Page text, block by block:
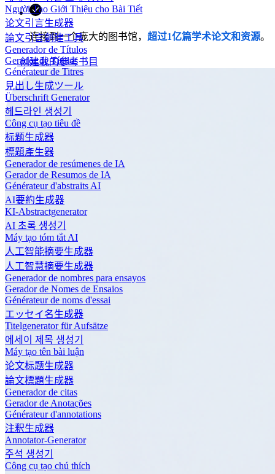
Người Tạo Giới Thiệu cho Bài Tiết
论文引言生成器
論文引言創建工具
Generador de Títulos
Gerador de Títulos
Générateur de Titres
見出し生成ツール
Überschrift Generator
헤드라인 생성기
Công cụ tạo tiêu đề
标题生成器
標題產生器
Generador de resúmenes de IA
Gerador de Resumos de IA
Générateur d'abstraits AI
AI要約生成器
KI-Abstractgenerator
AI 초록 생성기
Máy tạo tóm tắt AI
人工智能摘要生成器
人工智慧摘要生成器
Generador de nombres para ensayos
Gerador de Nomes de Ensaios
Générateur de noms d'essai
エッセイ名生成器
Titelgenerator für Aufsätze
에세이 제목 생성기
Máy tạo tên bài luận
论文标题生成器
論文標題生成器
Generador de citas
Gerador de Anotações
Générateur d'annotations
注釈生成器
Annotator-Generator
주석 생성기
Công cụ tạo chú thích
连接到一个庞大的图书馆， 超过1亿篇学术论文和资源。
创建我的参考书目